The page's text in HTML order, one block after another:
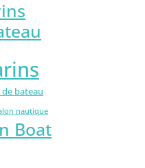
bateau
nautique
Boat